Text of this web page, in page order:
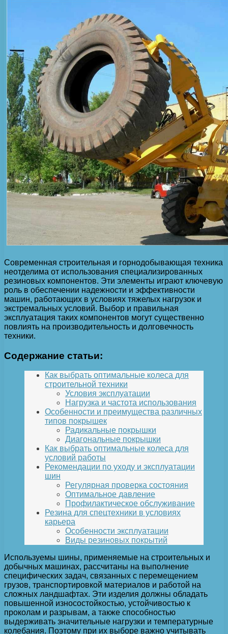
Современная строительная и горнодобывающая техника
неотделима от использования специализированных
резиновых компонентов. Эти элементы играют ключевую
роль в обеспечении надежности и эффективности
машин, работающих в условиях тяжелых нагрузок и
экстремальных условий. Выбор и правильная
эксплуатация таких компонентов могут существенно
повлиять на производительность и долговечность
техники.
Содержание статьи:
Как выбрать оптимальные колеса для
строительной техники
Условия эксплуатации
Нагрузка и частота использования
Особенности и преимущества различных
типов покрышек
Радикальные покрышки
Диагональные покрышки
Как выбрать оптимальные колеса для
условий работы
Рекомендации по уходу и эксплуатации
шин
Регулярная проверка состояния
Оптимальное давление
Профилактическое обслуживание
Резина для спецтехники в условиях
карьера
Особенности эксплуатации
Виды резиновых покрытий
Используемы шины, применяемые на строительных и
добычных машинах, рассчитаны на выполнение
специфических задач, связанных с перемещением
грузов, транспортировкой материалов и работой на
сложных ландшафтах. Эти изделия должны обладать
повышенной износостойкостью, устойчивостью к
проколам и разрывам, а также способностью
выдерживать значительные нагрузки и температурные
колебания. Поэтому при их выборе важно учитывать